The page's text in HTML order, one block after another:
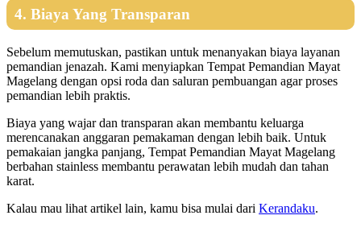
4. Biaya Yang Transparan
Sebelum memutuskan, pastikan untuk menanyakan biaya layanan
pemandian jenazah. Kami menyiapkan Tempat Pemandian Mayat
Magelang dengan opsi roda dan saluran pembuangan agar proses
pemandian lebih praktis.
Biaya yang wajar dan transparan akan membantu keluarga
merencanakan anggaran pemakaman dengan lebih baik. Untuk
pemakaian jangka panjang, Tempat Pemandian Mayat Magelang
berbahan stainless membantu perawatan lebih mudah dan tahan
karat.
Kalau mau lihat artikel lain, kamu bisa mulai dari Kerandaku.